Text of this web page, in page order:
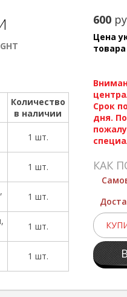
600
Цена
товара
Срок
дня.
КАК
Количество
в наличии
1 шт.
1 шт.
1 шт.
1 шт.
1 шт.